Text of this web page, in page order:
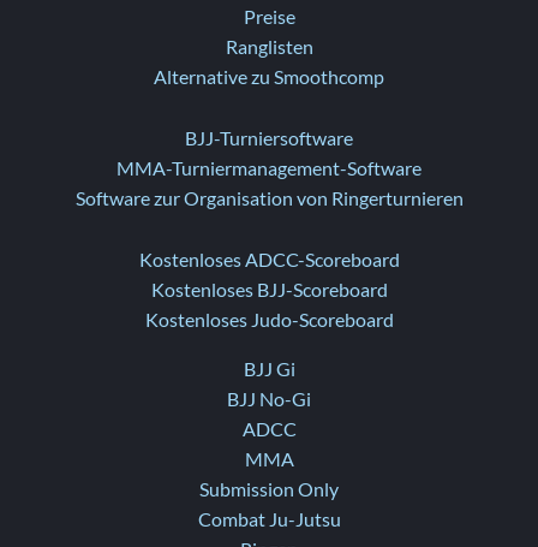
Preise
Ranglisten
Alternative zu Smoothcomp
BJJ-Turniersoftware
MMA-Turniermanagement-Software
Software zur Organisation von Ringerturnieren
Kostenloses ADCC-Scoreboard
Kostenloses BJJ-Scoreboard
Kostenloses Judo-Scoreboard
BJJ Gi
BJJ No-Gi
ADCC
MMA
Submission Only
Combat Ju-Jutsu